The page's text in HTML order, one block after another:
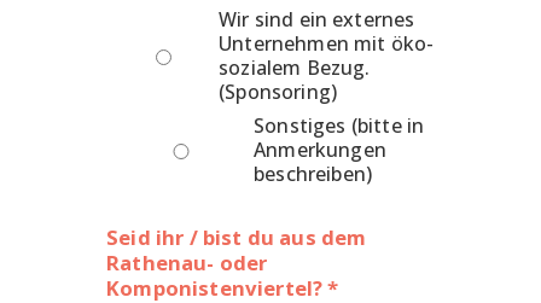
Wir sind ein externes
Unternehmen mit öko-
sozialem Bezug.
(Sponsoring)
Sonstiges (bitte in
Anmerkungen
beschreiben)
Seid ihr / bist du aus dem
Rathenau- oder
Komponistenviertel? *